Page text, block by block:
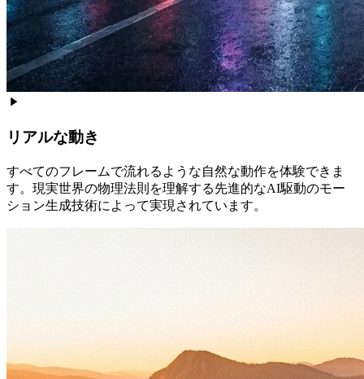
リアルな動き
すべてのフレームで流れるような自然な動作を体験できま
す。現実世界の物理法則を理解する先進的なAI駆動のモー
ション生成技術によって実現されています。